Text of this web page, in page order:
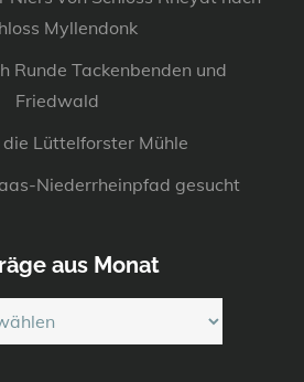
Myllendonk
Runde Tackenbenden und
Friedwald
die Lüttelforster Mühle
Niederrheinpfad gesucht
aus Monat